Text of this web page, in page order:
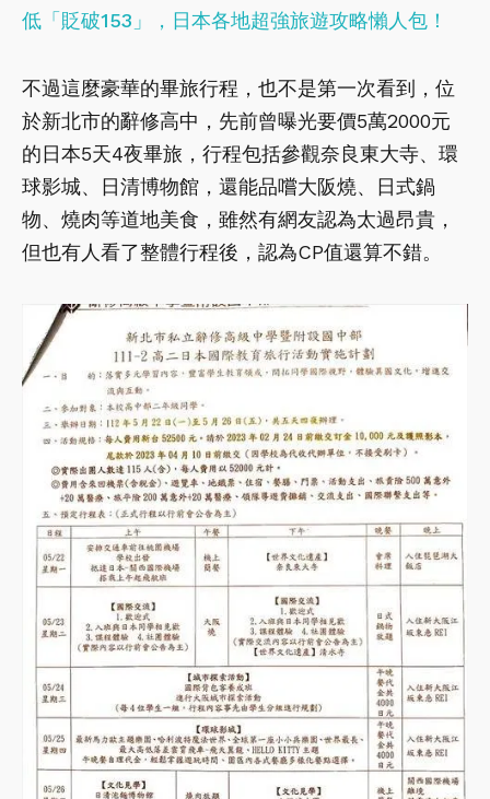
低「貶破153」，日本各地超強旅遊攻略懶人包！
不過這麼豪華的畢旅行程，也不是第一次看到，位
於新北市的辭修高中，先前曾曝光要價5萬2000元
的日本5天4夜畢旅，行程包括參觀奈良東大寺、環
球影城、日清博物館，還能品嚐大阪燒、日式鍋
物、燒肉等道地美食，雖然有網友認為太過昂貴，
但也有人看了整體行程後，認為CP值還算不錯。